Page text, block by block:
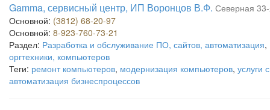
Gamma, сервисный центр, ИП Воронцов В.Ф. Северная
Основной: (3812) 68-20-97
Основной: 8-923-760-73-21
Раздел: Разработка и обслуживание ПО, сайтов, автоматизация,
оргтехники, компьютеров
Теги: ремонт компьютеров, модернизация компьютеров, услуги
автоматизация бизнеспроцессов